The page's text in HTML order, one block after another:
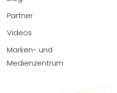
Partner
Videos
Marken- und
Medienzentrum